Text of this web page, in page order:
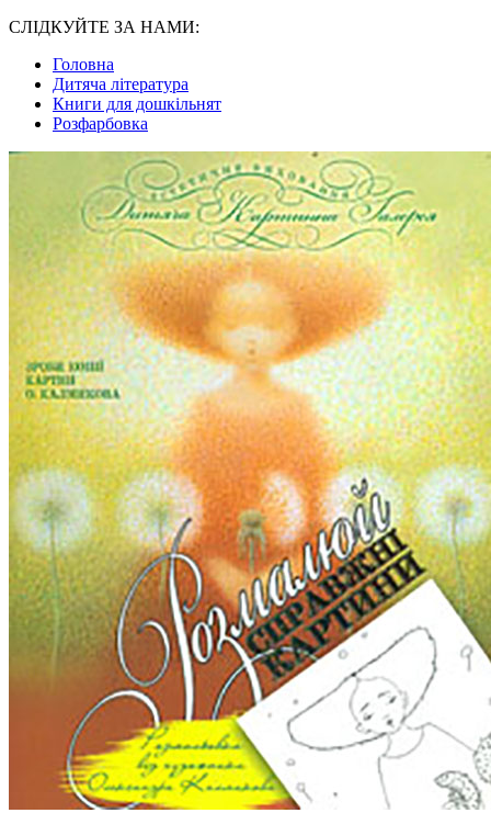
СЛІДКУЙТЕ ЗА НАМИ:
Головна
Дитяча література
Книги для дошкільнят
Розфарбовка